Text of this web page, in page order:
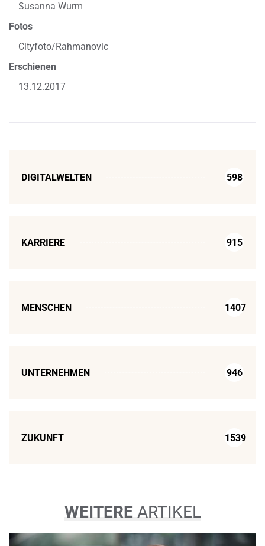
Susanna Wurm
Fotos
Cityfoto/Rahmanovic
Erschienen
13.12.2017
DIGITALWELTEN 598
KARRIERE 915
MENSCHEN 1407
UNTERNEHMEN 946
ZUKUNFT 1539
WEITEREARTIKEL